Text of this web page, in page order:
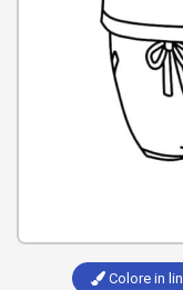
Colore in